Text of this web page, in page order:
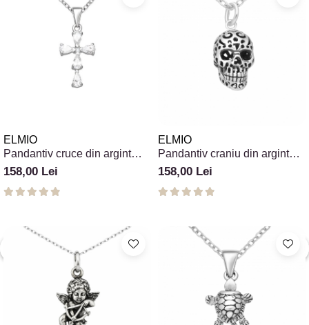
ELMIO
Pandantiv cruce din argint
925 și cubic zirconia
158,00 Lei
ELMIO
Pandantiv craniu din argint
925 model filigran
158,00 Lei